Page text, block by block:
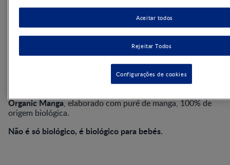
seu bebé, a qualquer hora em qualquer lugar. Com
Fruta
naturalmente presentes. Em cadapacotinho GERBER
está o equivalente a uma porção de fruta,
oferecendo uma textura extremamente suave e um sabor
delicioso para satisfazer os paladares mais exigentes!
Com o compromisso de ofereceringredientes de origem
Organic Manga, elaborado com puré de manga, 100% de
origem biológica.
Não é só biológico, é biológico para bebés.
Rejeitar Todos
Aceitar todos
Configurações de cookies